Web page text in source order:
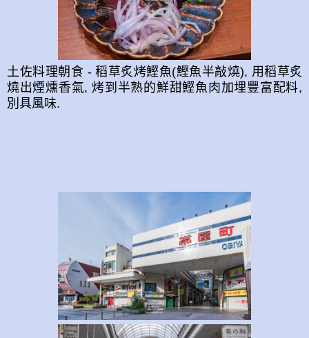
土佐料理朝食 - 稻草炙烤鰹魚(鰹魚半敲燒), 用稻草炙
燒出煙燻香氣,烤到半熟的鮮甜鰹魚肉加埋豐富配料,
別具風味.